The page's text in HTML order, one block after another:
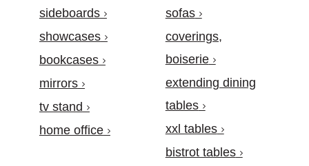
sideboards
showcases
bookcases
mirrors
tv stand
home office
sofas
coverings,
boiserie
extending dining
tables
xxl tables
bistrot tables